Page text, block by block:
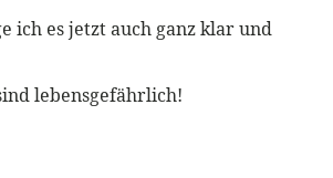
ich es jetzt auch ganz klar und
lebensgefährlich!